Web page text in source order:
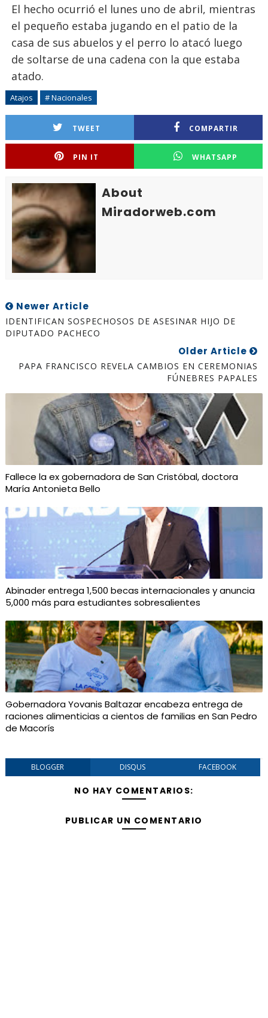
El hecho ocurrió el lunes uno de abril, mientras
el pequeño estaba jugando en el patio de la
casa de sus abuelos y el perro lo atacó luego
de soltarse de una cadena con la que estaba
atado.
Atajos # Nacionales
TWEET COMPARTIR
PIN IT WHATSAPP
About
Miradorweb.com
Newer Article
IDENTIFICAN SOSPECHOSOS DE ASESINAR HIJO DE
DIPUTADO PACHECO
Older Article
PAPA FRANCISCO REVELA CAMBIOS EN CEREMONIAS
FÚNEBRES PAPALES
Fallece la ex gobernadora de San Cristóbal, doctora
María Antonieta Bello
Abinader entrega 1,500 becas internacionales y anuncia
5,000 más para estudiantes sobresalientes
Gobernadora Yovanis Baltazar encabeza entrega de
raciones alimenticias a cientos de familias en San Pedro
de Macorís
BLOGGER DISQUS FACEBOOK
NO HAY COMENTARIOS:
PUBLICAR UN COMENTARIO